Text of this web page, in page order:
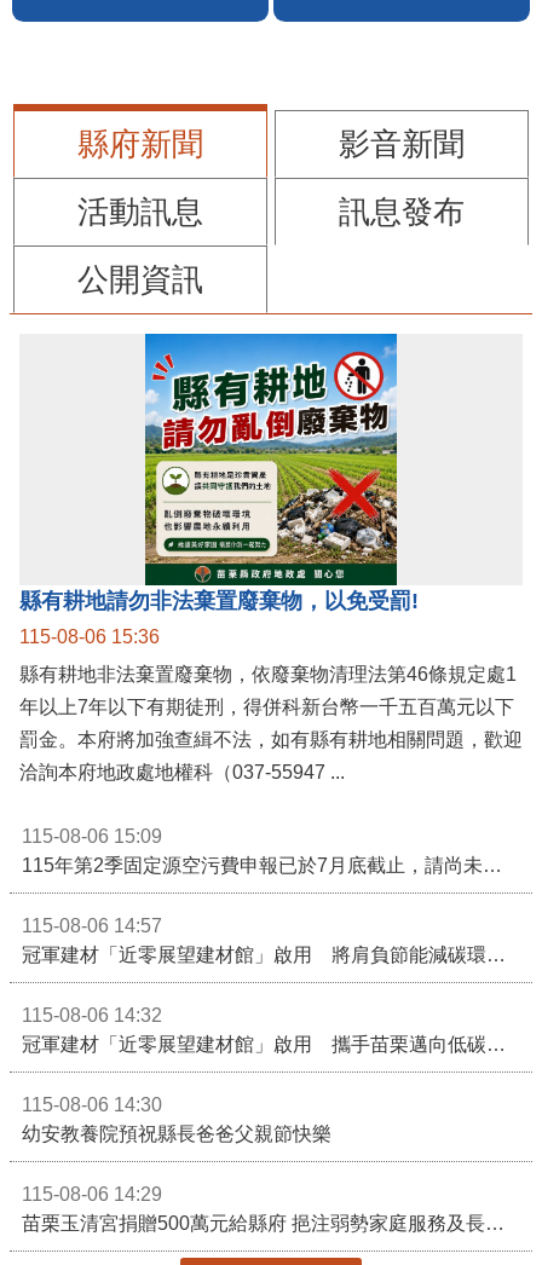
縣府新聞
影音新聞
活動訊息
訊息發布
公開資訊
縣有耕地請勿非法棄置廢棄物，以免受罰!
115-08-06 15:36
縣有耕地非法棄置廢棄物，依廢棄物清理法第46條規定處1
年以上7年以下有期徒刑，得併科新台幣一千五百萬元以下
罰金。本府將加強查緝不法，如有縣有耕地相關問題，歡迎
115-08-06 15:09
115-08-06 14:57
115-08-06 14:32
115-08-06 14:30
幼安教養院預祝縣長爸爸父親節快樂
115-08-06 14:29